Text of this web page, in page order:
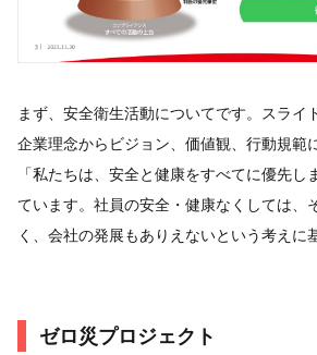
まず、安全衛生活動についてです。スライ
企業理念からビジョン、価値観、行動規範
「私たちは、安全と健康をすべてに優先し
ています。社員の安全・健康なくしては、
く、会社の発展もありえないという考えに
ゼロ災プロジェクト